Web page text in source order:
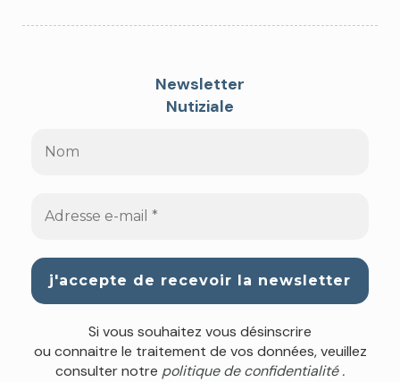
Newsletter
Nutiziale
Si vous souhaitez vous désinscrire
ou connaitre le traitement de vos données, veuillez
consulter notre politique de confidentialité .